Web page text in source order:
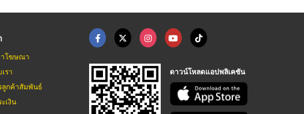
โฆษณา
รา
ลูกค้าสัมพันธ์
เงิน
ดาวน์โหลดแอปพลิเคชัน